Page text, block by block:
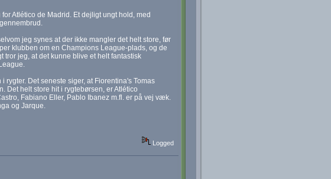
Atlético de Madrid. Et dejligt ungt hold, med
jeg synes at der ikke mangler det helt store, før
klubben om en Champions League-plads, og de
jeg, at det kunne blive et helt fantastisk
Det seneste siger, at Fiorentina's Tomas
Det helt store hit i rygtebørsen, er Atlético
Fabiano Eller, Pablo Ibanez m.fl. er på vej væk.
og Jarque.
Logged